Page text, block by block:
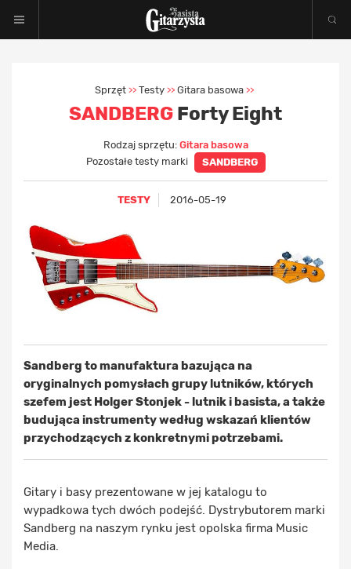
Sprzęt >> Testy >> Gitara basowa >>
SANDBERG Forty Eight
Rodzaj sprzętu: Gitara basowa
Pozostałe testy marki
SANDBERG
TESTY 2016-05-19
Sandberg to manufaktura bazująca na
oryginalnych pomysłach grupy lutników, których
szefem jest Holger Stonjek - lutnik i basista, a także
budująca instrumenty według wskazań klientów
przychodzących z konkretnymi potrzebami.
Gitary i basy prezentowane w jej katalogu to
wypadkowa tych dwóch podejść. Dystrybutorem marki
Sandberg na naszym rynku jest opolska firma Music
Media.